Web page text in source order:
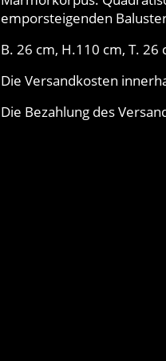
emporsteigenden
B. 26 cm, H.110 cm, T. 26
Die Versandkosten
Die Bezahlung des